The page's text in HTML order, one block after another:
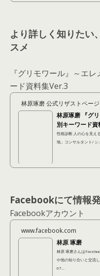
より詳しく知りたい
スメ
『グリモワール』～エ
ード資料集Ver.3
林原琢磨 公式リザストページ
林原琢磨 『グ
別キーワード
性格診断 人の心を見え
地」コンサルタント/ シ
Facebookにて情報
Facebookアカウント
www.facebook.com
林原 琢磨
林原 琢磨さんは
や他の知り合いと交流
67...